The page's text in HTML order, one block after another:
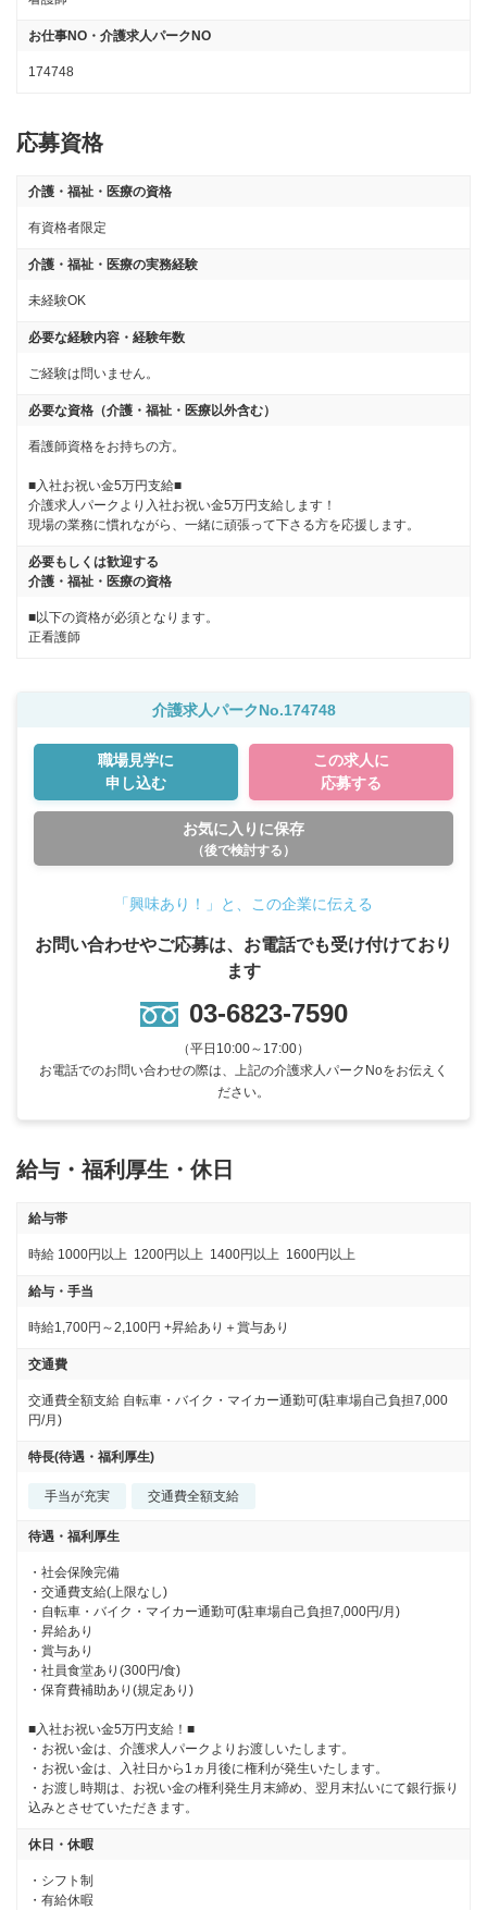
お仕事NO・介護求人パークNO
174748
応募資格
介護・福祉・医療の資格
有資格者限定
介護・福祉・医療の実務経験
未経験OK
必要な経験内容・経験年数
ご経験は問いません。
必要な資格（介護・福祉・医療以外含む）
看護師資格をお持ちの方。
■入社お祝い金5万円支給■
介護求人パークより入社お祝い金5万円支給します！
現場の業務に慣れながら、一緒に頑張って下さる方を応援します。
必要もしくは歓迎する
介護・福祉・医療の資格
■以下の資格が必須となります。
正看護師
介護求人パークNo.174748
職場見学に
申し込む
この求人に
応募する
お気に入りに保存
（後で検討する）
「興味あり！」と、この企業に伝える
お問い合わせやご応募は、お電話でも受け付けており
ます
03-6823-7590
（平日10:00～17:00）
お電話でのお問い合わせの際は、上記の介護求人パークNoをお伝えく
ださい。
給与・福利厚生・休日
給与帯
時給 1000円以上 1200円以上 1400円以上 1600円以上
給与・手当
時給1,700円～2,100円 +昇給あり＋賞与あり
交通費
交通費全額支給 自転車・バイク・マイカー通勤可(駐車場自己負担7,000
円/月)
特長(待遇・福利厚生)
手当が充実 交通費全額支給
待遇・福利厚生
・社会保険完備
・交通費支給(上限なし)
・自転車・バイク・マイカー通勤可(駐車場自己負担7,000円/月)
・昇給あり
・賞与あり
・社員食堂あり(300円/食)
・保育費補助あり(規定あり)
■入社お祝い金5万円支給！■
・お祝い金は、介護求人パークよりお渡しいたします。
・お祝い金は、入社日から1ヵ月後に権利が発生いたします。
・お渡し時期は、お祝い金の権利発生月末締め、翌月末払いにて銀行振り
込みとさせていただきます。
休日・休暇
・シフト制
・有給休暇